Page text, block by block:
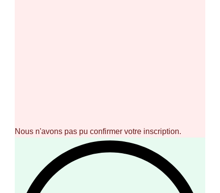
Nous n'avons pas pu confirmer votre inscription.